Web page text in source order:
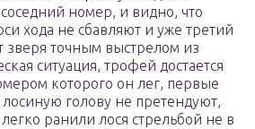
номер, и видно, что
хода не сбавляют и уже третий
зверя точным выстрелом из
ситуация, трофей достается
которого он лег, первые
голову не претендуют,
ранили лося стрельбой не в